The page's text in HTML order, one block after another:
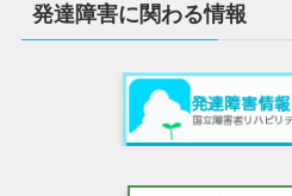
発達障害に関わる情報